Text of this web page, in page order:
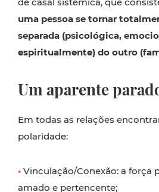
uma pessoa se tornar
separada (psicológica,
espiritualmente) do outro
Um aparente
Em todas as relações
polaridade:
• Vinculação/Conexão: a força
amado e pertencente;